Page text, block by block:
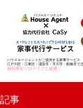
ハウスエージェントがご提供する家事サービス
江戸川区・江東区・浦安市・市川市・船橋市で
福利厚生リロクラブと提携！
記事